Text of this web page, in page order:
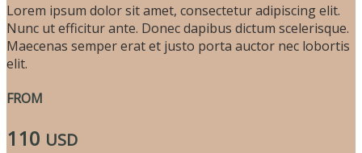
Lorem ipsum dolor sit amet, consectetur adipiscing elit.
Nunc ut efficitur ante. Donec dapibus dictum scelerisque.
Maecenas semper erat et justo porta auctor nec lobortis
elit.
FROM
110 USD